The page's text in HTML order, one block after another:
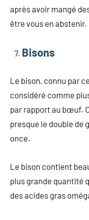
après avoir mangé
être vous en abstenir.
Bisons
Le bison, connu par
considéré comme
par rapport au bœuf.
presque le double de
once.
Le bison contient
plus grande quantité
des acides gras